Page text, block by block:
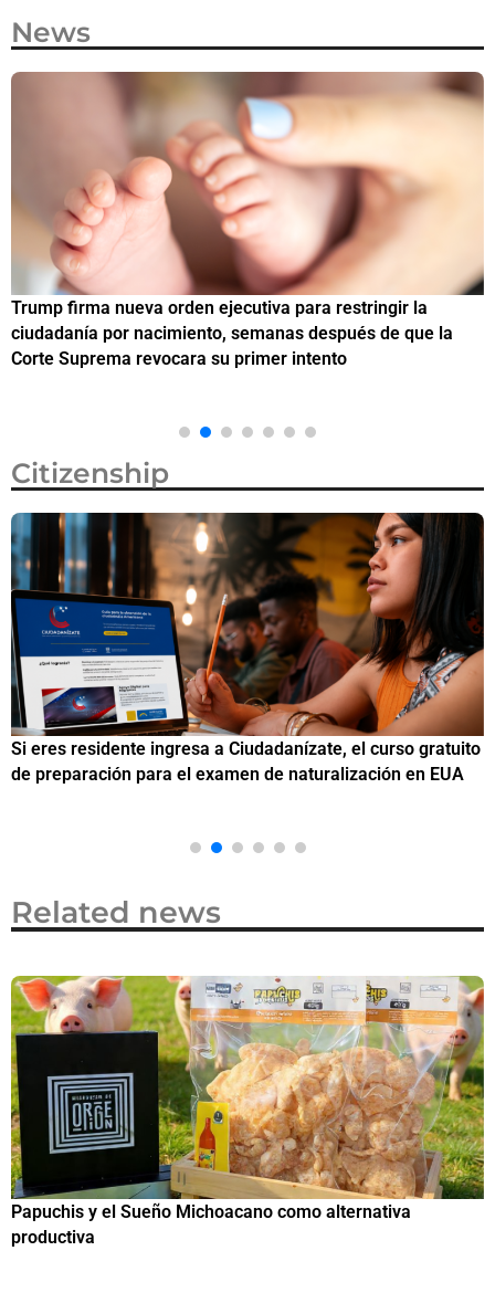
News
Trump firma nueva orden ejecutiva para restringir la
ciudadanía por nacimiento, semanas después de que la
Corte Suprema revocara su primer intento
Citizenship
Si eres residente ingresa a Ciudadanízate, el curso gratuito
de preparación para el examen de naturalización en EUA
Related news
Papuchis y el Sueño Michoacano como alternativa
productiva